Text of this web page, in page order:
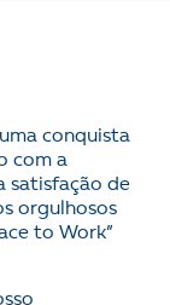
conquista
com a
satisfação de
orgulhosos
to Work”